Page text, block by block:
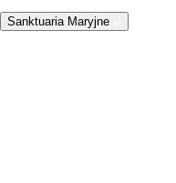
Sanktuaria Maryjne